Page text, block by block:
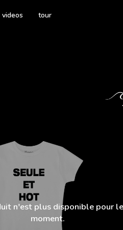
videos
tour
n'est plus disponible pour
moment.